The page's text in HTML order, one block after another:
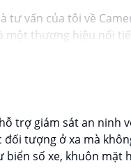
tư vấn của tôi về
một thương hiệu nổi
Nếu bạn muốn tìm
thông tin trên sẽ giúp
ngại để lại Cung
trợ giám sát an ninh
đối tượng ở xa mà
biển số xe, khuôn mặt